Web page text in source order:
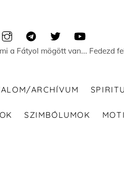
a Fátyol mögött van... Fedezd
ARCHÍVUM
SZIMBÓLUMOK